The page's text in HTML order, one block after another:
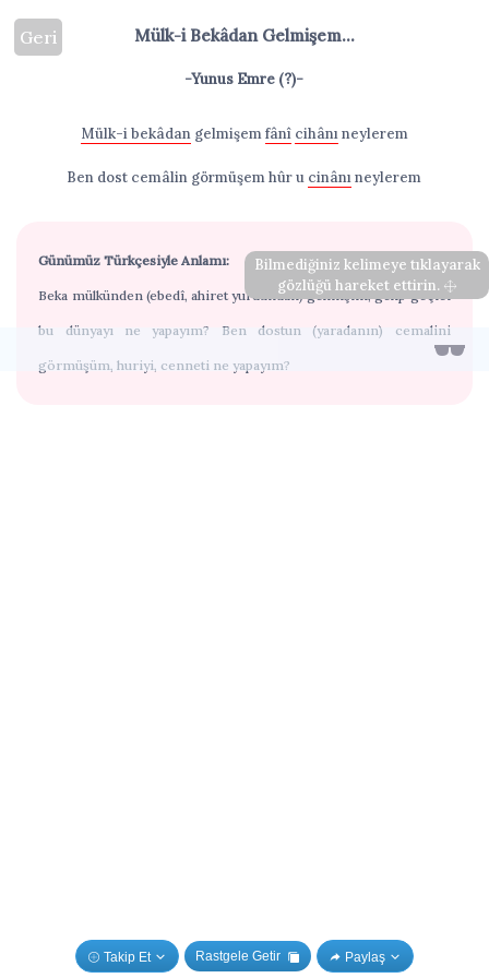
Geri Mülk-i Bekâdan Gelmişem...
-Yunus Emre (?)-
Mülk-i bekâdangelmişemfânî cihânıneylerem
Ben dost cemâlin görmüşem hûr u cinânıneylerem
Günümüz Türkçesiyle Anlamı:
Beka mülkünden (ebedî, ahiret yurdundan) gelmişim, gelip geçici
bu dünyayı ne yapayım? Ben dostun (yaradanın) cemalini
görmüşüm, huriyi, cenneti ne yapayım?
Takip Et Rastgele Getir Paylaş
Bilmediğiniz kelimeye tıklayarak
gözlüğü hareket ettirin.